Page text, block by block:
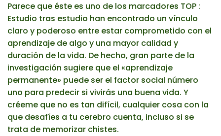
Parece que éste es uno de los marcadores TOP :
Estudio tras estudio han encontrado un vínculo
claro y poderoso entre estar comprometido con el
aprendizaje de algo y una mayor calidad y
duración de la vida. De hecho, gran parte de la
investigación sugiere que el «aprendizaje
permanente» puede ser el factor social número
uno para predecir si vivirás una buena vida. Y
créeme que no es tan difícil, cualquier cosa con la
que desafíes a tu cerebro cuenta, incluso si se
trata de memorizar chistes.